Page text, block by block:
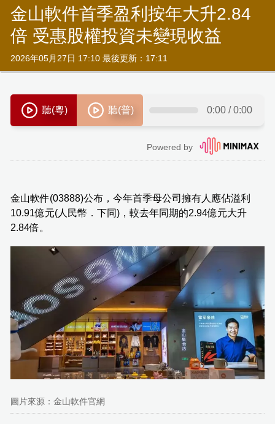
金山軟件首季盈利按年大升2.84
倍 受惠股權投資未變現收益
2026年05月27日 17:10 最後更新：17:11
金山軟件(03888)公布，今年首季母公司擁有人應佔溢利
10.91億元(人民幣．下同)，較去年同期的2.94億元大升
2.84倍。
圖片來源：金山軟件官網